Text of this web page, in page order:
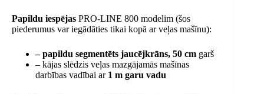
Papildu iespējas PRO-LINE 800 modelim (šos
piederumus var iegādāties tikai kopā ar veļas mašīnu):
– papildu segmentēts jaucējkrāns, 50 cm garš
– kājas slēdzis veļas mazgājamās mašīnas
darbības vadībai ar 1 m garu vadu